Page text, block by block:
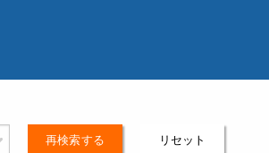
再検索する リセット